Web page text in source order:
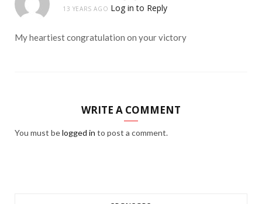
13 YEARS AGO Log in to Reply
My heartiest congratulation on your victory
WRITE A COMMENT
You must belogged in to post a comment.